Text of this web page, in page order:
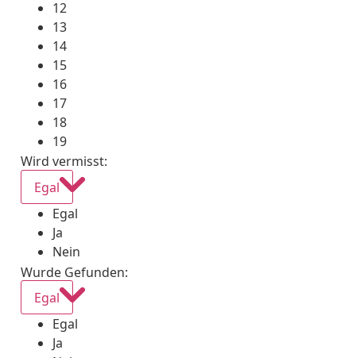
12
13
14
15
16
17
18
19
Wird vermisst:
Egal
Egal
Ja
Nein
Wurde Gefunden:
Egal
Egal
Ja